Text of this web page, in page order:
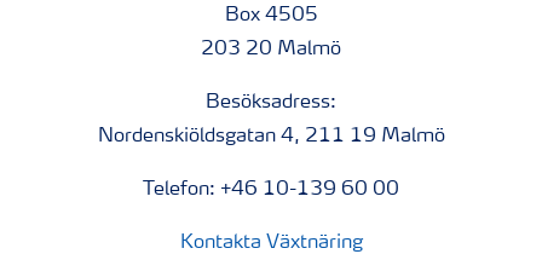
Box 4505
203 20 Malmö
Besöksadress:
Nordenskiöldsgatan 4, 211 19 Malmö
Telefon: +46 10-139 60 00
Kontakta Växtnäring